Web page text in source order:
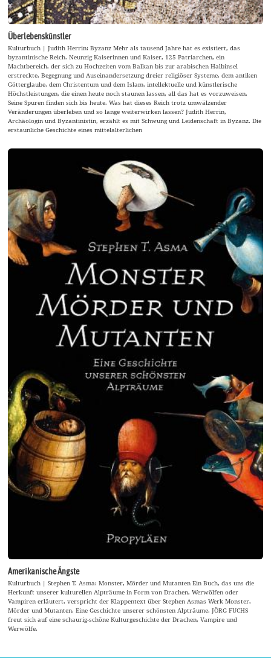
Überlebenskünstler
Kulturbuch | Judith Herrin: Byzanz Mehr als tausend Jahre hat es existiert, das
byzantinische Reich. Neunzig Kaiserinnen und Kaiser, 125 Patriarchen, ein
Machtbereich, der sich zu Hochzeiten vom Balkan bis zur arabischen Halbinsel
erstreckte, Begegnung und Auseinandersetzung dreier religiöser Systeme, dem antiken
Götterglaube, dem Christentum und dem Islam, intellektuelle und künstlerische
Höchstleistungen, die einen heute noch staunen lassen, all das hat es vorzuweisen.
Seine Spuren finden sich bis heute. Was hat dieses Reich trotz umwälzender
Veränderungen überleben und so lange weiterwirken lassen? Judith Herrin,
Archäologin und Byzantinistin, erzählt es mit Schwung und Leidenschaft in Byzanz. Die
erstaunliche Geschichte eines mittelalterlichen
Amerikanische Ängste
Kulturbuch | Stephen T. Asma: Monster, Mörder und Mutanten Ein Buch, das uns die
Herkunft unserer kulturellen Alpträume in Form von Drachen, Werwölfen oder
Vampiren erläutert, verspricht der Klappentext über Stephen Asmas Werk Monster,
Mörder und Mutanten. Eine Geschichte unserer schönsten Alpträume. JÖRG FUCHS
freut sich auf eine schaurig-schöne Kulturgeschichte der Drachen, Vampire und
Werwölfe.